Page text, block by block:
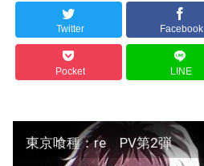
Twitter Facebook
Pocket LINE
東京喰種：re PV第2弾